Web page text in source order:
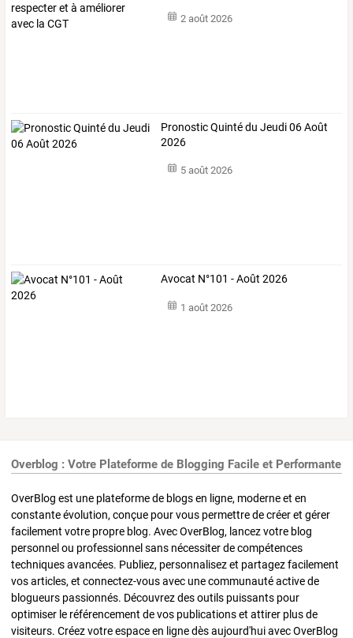
2 août 2026
Pronostic Quinté du Jeudi 06 Août
2026
5 août 2026
Avocat N°101 - Août 2026
1 août 2026
Overblog : Votre Plateforme de Blogging Facile et Performante
OverBlog est une plateforme de blogs en ligne, moderne et en
constante évolution, conçue pour vous permettre de créer et gérer
facilement votre propre blog. Avec OverBlog, lancez votre blog
personnel ou professionnel sans nécessiter de compétences
techniques avancées. Publiez, personnalisez et partagez facilement
vos articles, et connectez-vous avec une communauté active de
blogueurs passionnés. Découvrez des outils puissants pour
optimiser le référencement de vos publications et attirer plus de
visiteurs. Créez votre espace en ligne dès aujourd'hui avec OverBlog